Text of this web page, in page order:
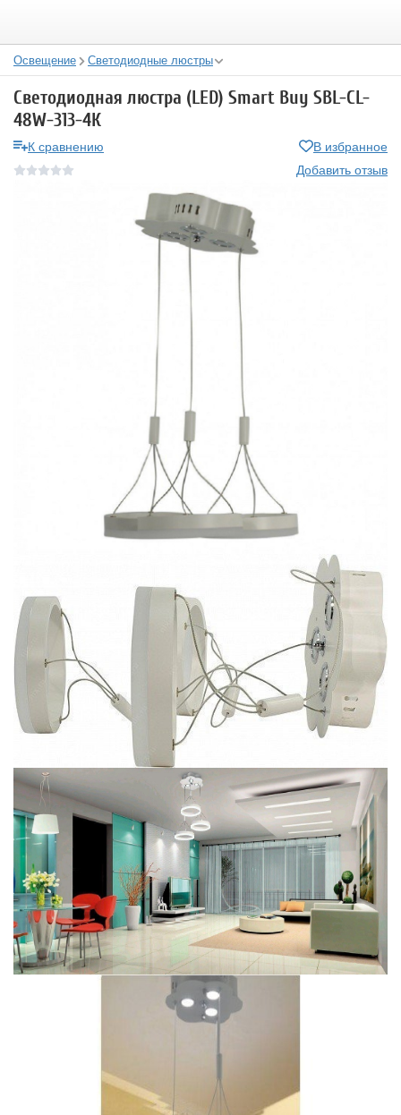
Освещение Светодиодные люстры
Светодиодная люстра (LED) Smart Buy SBL-СL-
48W-313-4К
К сравнению
В избранное
Добавить отзыв